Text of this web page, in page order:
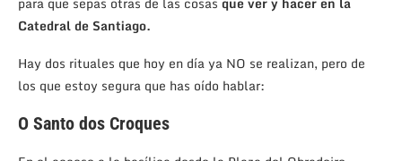
Catedral de Santiago.
Hay dos rituales que hoy en día ya NO se realizan, pero de
los que estoy segura que has oído hablar:
O Santo dos Croques